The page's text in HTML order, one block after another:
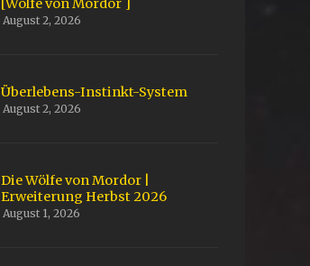
[Wölfe von Mordor ]
August 2, 2026
Überlebens-Instinkt-System
August 2, 2026
Die Wölfe von Mordor |
Erweiterung Herbst 2026
August 1, 2026